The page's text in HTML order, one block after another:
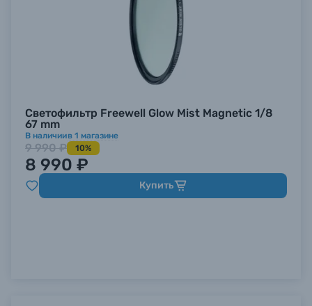
Светофильтр Freewell Glow Mist Magnetic 1/8
67 mm
В наличиив 1 магазине
9 990 ₽ 10%
8 990 ₽
Купить